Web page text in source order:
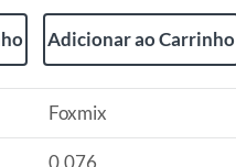
Adicionar ao Carrinho
Foxmix
0,076